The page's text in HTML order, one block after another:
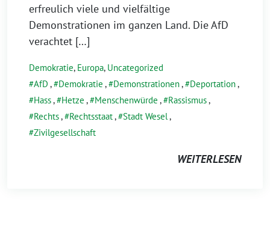
erfreulich viele und vielfältige
Demonstrationen im ganzen Land. Die AfD
verachtet […]
Demokratie, Europa, Uncategorized
AfD , Demokratie , Demonstrationen, Deportation,
Hass, Hetze , Menschenwürde , Rassismus,
Rechts, Rechtsstaat, Stadt Wesel,
Zivilgesellschaft
WEITERLESEN